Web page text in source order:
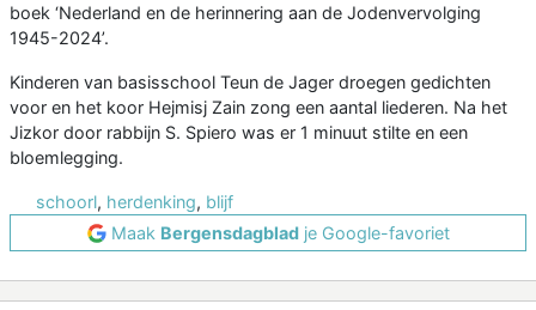
boek ‘Nederland en de herinnering aan de Jodenvervolging
1945-2024’.
Kinderen van basisschool Teun de Jager droegen gedichten
voor en het koor Hejmisj Zain zong een aantal liederen. Na het
Jizkor door rabbijn S. Spiero was er 1 minuut stilte en een
bloemlegging.
schoorl, herdenking, blijf
Maak Bergensdagbladje Google-favoriet